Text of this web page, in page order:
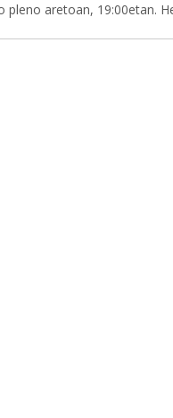
aretoan, 19:00etan.